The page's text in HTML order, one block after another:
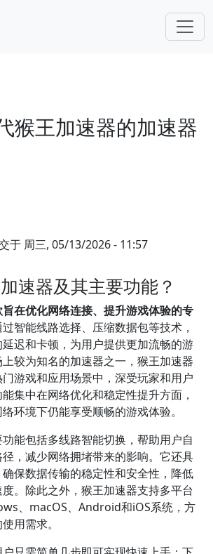
猴王加速器的加速器
于 周三, 05/13/2026 - 11:57
速器及其主要功能？
在优化网络连接、提升游戏体验的专
智能线路选择、压缩数据包等技术，
迟和卡顿，为用户提供更加流畅的游
较为知名的加速器之一，猴王加速器
游戏和应用场景中，深受玩家和用户
集中在网络优化和稳定性提升方面，
环境下仍能享受顺畅的游戏体验。
能包括多线路智能切换，帮助用户自
，减少网络拥堵带来的影响。它还具
保数据传输的稳定性和安全性，降低
。除此之外，猴王加速器支持多平台
、macOS、Android和iOS系统，方
用需求。